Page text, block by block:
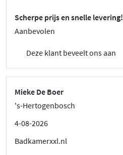
Scherpe prijs en snelle levering!
Aanbevolen
Deze klant beveelt ons aan
Mieke De Boer
's-Hertogenbosch
4-08-2026
Badkamerxxl.nl